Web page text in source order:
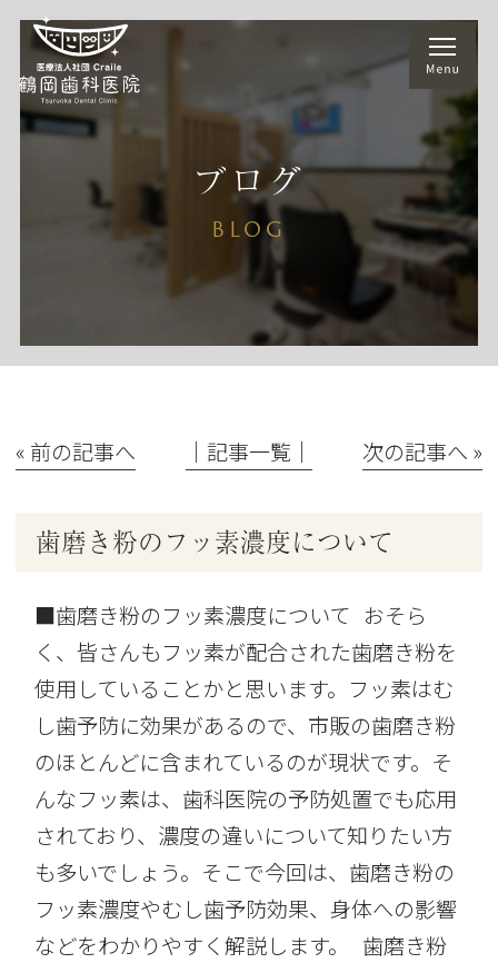
ブログ
BLOG
« 前の記事へ │記事一覧│ 次の記事へ »
歯磨き粉のフッ素濃度について
■歯磨き粉のフッ素濃度について おそら
く、皆さんもフッ素が配合された歯磨き粉を
使用していることかと思います。フッ素はむ
し歯予防に効果があるので、市販の歯磨き粉
のほとんどに含まれているのが現状です。そ
んなフッ素は、歯科医院の予防処置でも応用
されており、濃度の違いについて知りたい方
も多いでしょう。そこで今回は、歯磨き粉の
フッ素濃度やむし歯予防効果、身体への影響
などをわかりやすく解説します。 歯磨き粉